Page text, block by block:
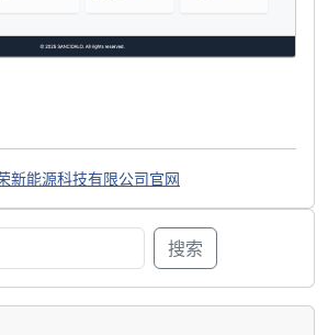
新能源科技有限公司官网
搜索